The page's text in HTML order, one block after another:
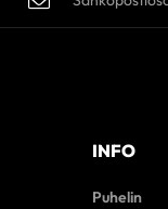
INFO
Puhelin